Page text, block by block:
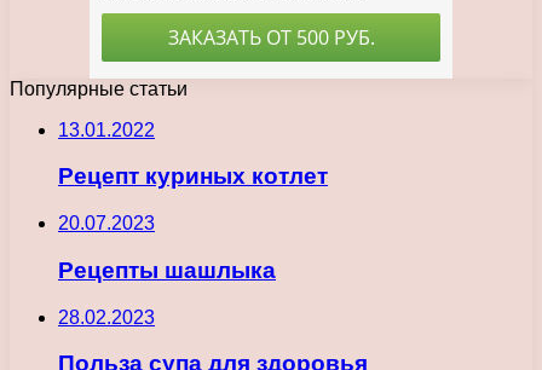
Популярные статьи
13.01.2022
Рецепт куриных котлет
20.07.2023
Рецепты шашлыка
28.02.2023
Польза супа для здоровья